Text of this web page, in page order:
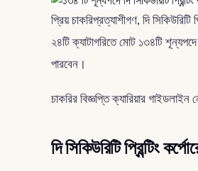
প্রিয় চাকরিপ্রত্যাশীগণ, দি
২৪টি ক্যাটাগরিতে মোট ১৩৪টি
পারবেন।
চাকরির বিজ্ঞপ্তি ক্যারিয়ার
দি সিকিউরিটি প্রিন্টিং